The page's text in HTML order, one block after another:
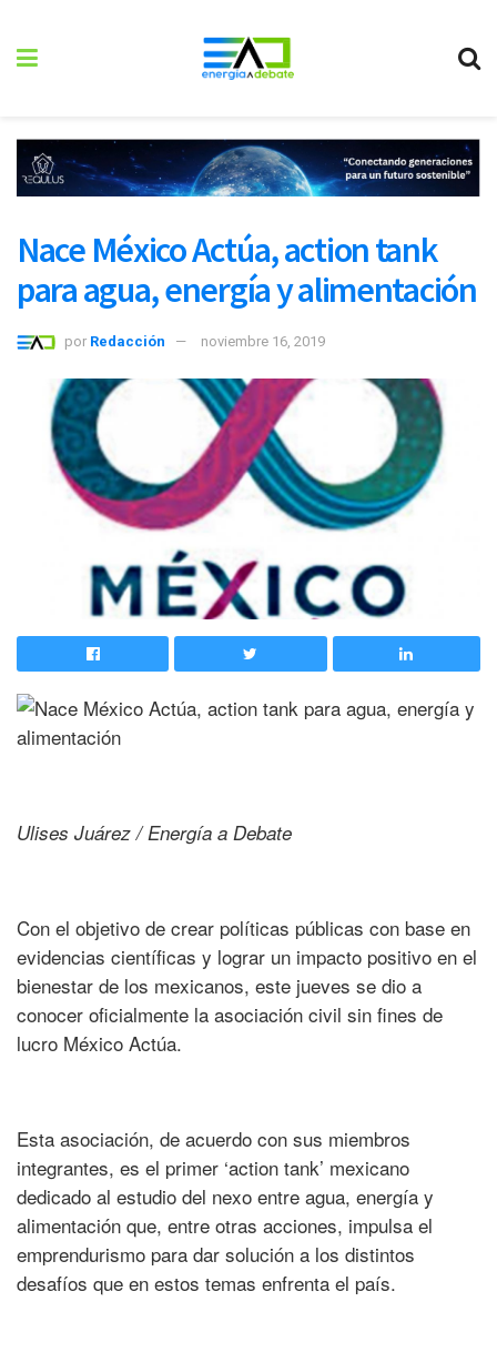
Nace México Actúa, action tank
para agua, energía y alimentación
por Redacción noviembre 16, 2019
Ulises Juárez / Energía a Debate
Con el objetivo de crear políticas públicas con base en
evidencias científicas y lograr un impacto positivo en el
bienestar de los mexicanos, este jueves se dio a
conocer oficialmente la asociación civil sin fines de
lucro México Actúa.
Esta asociación, de acuerdo con sus miembros
integrantes, es el primer ‘action tank’ mexicano
dedicado al estudio del nexo entre agua, energía y
alimentación que, entre otras acciones, impulsa el
emprendurismo para dar solución a los distintos
desafíos que en estos temas enfrenta el país.